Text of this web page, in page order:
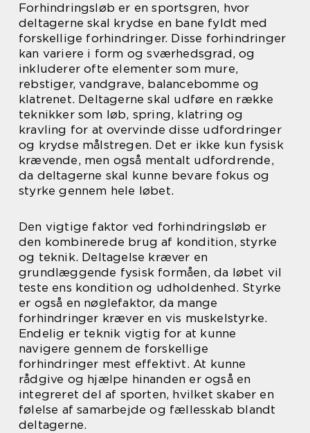
Forhindringsløb er en sportsgren, hvor
deltagerne skal krydse en bane fyldt med
forskellige forhindringer. Disse forhindringer
kan variere i form og sværhedsgrad, og
inkluderer ofte elementer som mure,
rebstiger, vandgrave, balancebomme og
klatrenet. Deltagerne skal udføre en række
teknikker som løb, spring, klatring og
kravling for at overvinde disse udfordringer
og krydse målstregen. Det er ikke kun fysisk
krævende, men også mentalt udfordrende,
da deltagerne skal kunne bevare fokus og
styrke gennem hele løbet.
Den vigtige faktor ved forhindringsløb er
den kombinerede brug af kondition, styrke
og teknik. Deltagelse kræver en
grundlæggende fysisk formåen, da løbet vil
teste ens kondition og udholdenhed. Styrke
er også en nøglefaktor, da mange
forhindringer kræver en vis muskelstyrke.
Endelig er teknik vigtig for at kunne
navigere gennem de forskellige
forhindringer mest effektivt. At kunne
rådgive og hjælpe hinanden er også en
integreret del af sporten, hvilket skaber en
følelse af samarbejde og fællesskab blandt
deltagerne.